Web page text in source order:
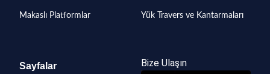
Makaslı Platformlar Yük Travers ve Kantarmaları
Sayfalar Bize Ulaşın